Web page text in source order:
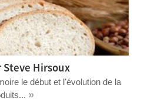
Hirsoux
le début et l'évolution de la
»